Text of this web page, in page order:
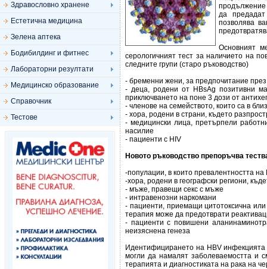
Здравословно хранене
Естетична медицина
Зелена аптека
Бодибилдинг и фитнес
Лабораторни резултати
Медицинско образование
Справочник
Тестове
продължение
да
позволява
Основният
серологичният тест за наличието на
следните групи (старо ръководство)
- бременни жени, за предпочитание
- деца, родени от HBsAg позитивни
приключването на поне 3 дози от
- членове на семейството, които са в
- хора, родени в страни, където
- медицински лица, претърпели
насилие
- пациенти с HIV
Новото ръководство препоръчва
-популации, в които превалентността
-хора, родени в географски региони,
- мъже, правещи секс с мъже
- интравенозни наркомани
- пациенти, приемащи цитотоксична
терапия може да предотврати
- пациенти с повишени
неизяснена генеза
Идентифицирането на HBV инфекцията
могли да намалят заболеваемостта и
терапията и диагностиката на рака на